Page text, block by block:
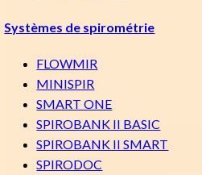
Systèmes de spirométrie
FLOWMIR
MINISPIR
SMART ONE
SPIROBANK II BASIC
SPIROBANK II SMART
SPIRODOC
Centres chirurgicaux
Vétérinaire